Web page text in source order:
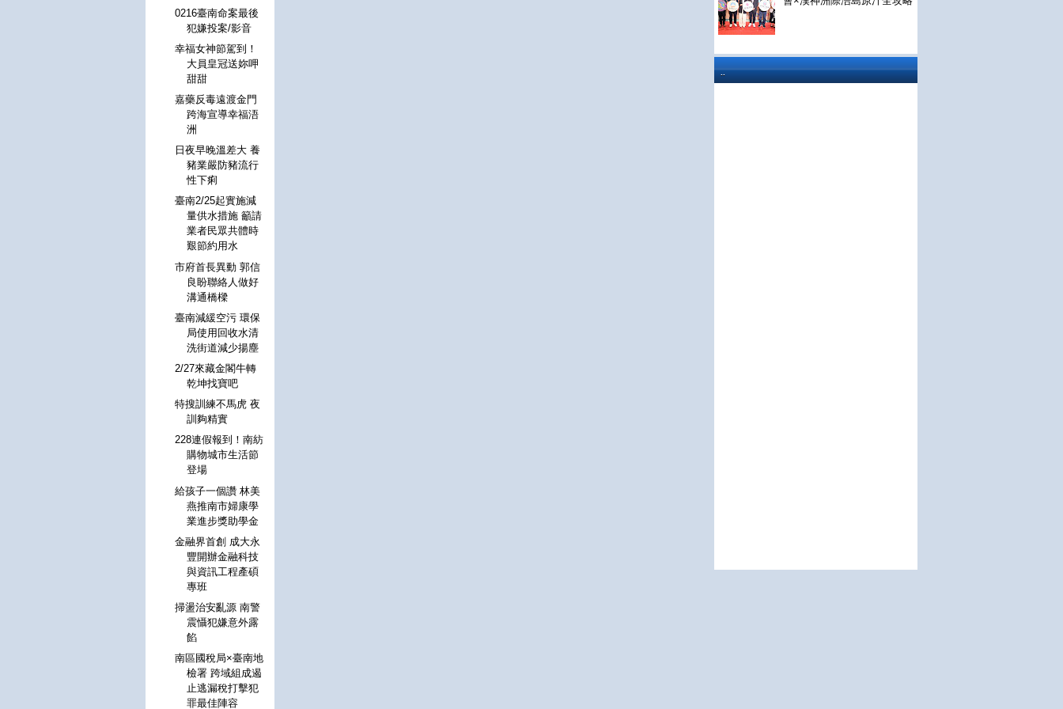
..
0216臺南命案最後
犯嫌投案/影音
幸福女神節駕到！
大員皇冠送妳呷
甜甜
嘉藥反毒遠渡金門
跨海宣導幸福浯
洲
日夜早晚溫差大 養
豬業嚴防豬流行
性下痢
臺南2/25起實施減
量供水措施 籲請
業者民眾共體時
艱節約用水
市府首長異動 郭信
良盼聯絡人做好
溝通橋樑
臺南減緩空污 環保
局使用回收水清
洗街道減少揚塵
2/27來藏金閣牛轉
乾坤找寶吧
特搜訓練不馬虎 夜
訓夠精實
228連假報到！南紡
購物城市生活節
登場
給孩子一個讚 林美
燕推南市婦康學
業進步獎助學金
金融界首創 成大永
豐開辦金融科技
與資訊工程產碩
專班
掃盪治安亂源 南警
震懾犯嫌意外露
餡
南區國稅局×臺南地
檢署 跨域組成遏
止逃漏稅打擊犯
罪最佳陣容